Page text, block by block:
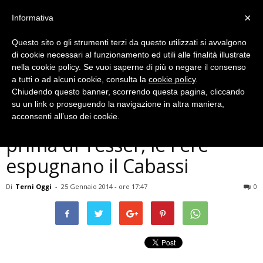
Ternana
Carpi-Ternana 1-2: buona la
prima di Tesser, le Fere
espugnano il Cabassi
Di Terni Oggi - 25 Gennaio 2014 - ore 17:47 0
×
Informativa
Questo sito o gli strumenti terzi da questo utilizzati si avvalgono
di cookie necessari al funzionamento ed utili alle finalità illustrate
nella cookie policy. Se vuoi saperne di più o negare il consenso
a tutti o ad alcuni cookie, consulta la cookie policy.
Chiudendo questo banner, scorrendo questa pagina, cliccando
su un link o proseguendo la navigazione in altra maniera,
acconsenti all’uso dei cookie.